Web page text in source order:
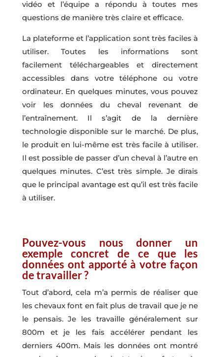
vidéo et l’équipe a répondu à toutes mes
questions de manière très claire et efficace.
La plateforme et l’application sont très faciles à
utiliser. Toutes les informations sont
facilement téléchargeables et directement
accessibles dans votre téléphone ou votre
ordinateur. En quelques minutes, vous pouvez
voir les données du cheval revenant de
l’entraînement. Il s’agit de la dernière
technologie disponible sur le marché. De plus,
le produit en lui-même est très facile à utiliser.
Il est possible de passer d’un cheval à l’autre en
quelques minutes. C’est très simple. Je dirais
que le principal avantage est qu’il est très facile
à utiliser.
Pouvez-vous nous donner un
exemple concret de ce que les
données ont apporté à votre façon
de travailler ?
Tout d’abord, cela m’a permis de réaliser que
les chevaux font en fait plus de travail que je ne
le pensais. Je les travaille généralement sur
800m et je les fais accélérer pendant les
derniers 400m. Mais les données ont montré